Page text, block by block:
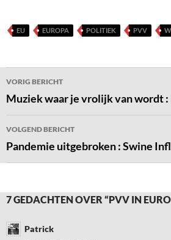
EU EUROPA POLITIEK PVV
Bericht
navigatie
VORIG BERICHT
Muziek waar je vrolijk van wordt :
VOLGEND BERICHT
Pandemie uitgebroken : Swine
7 GEDACHTEN OVER “PVV IN
Patrick